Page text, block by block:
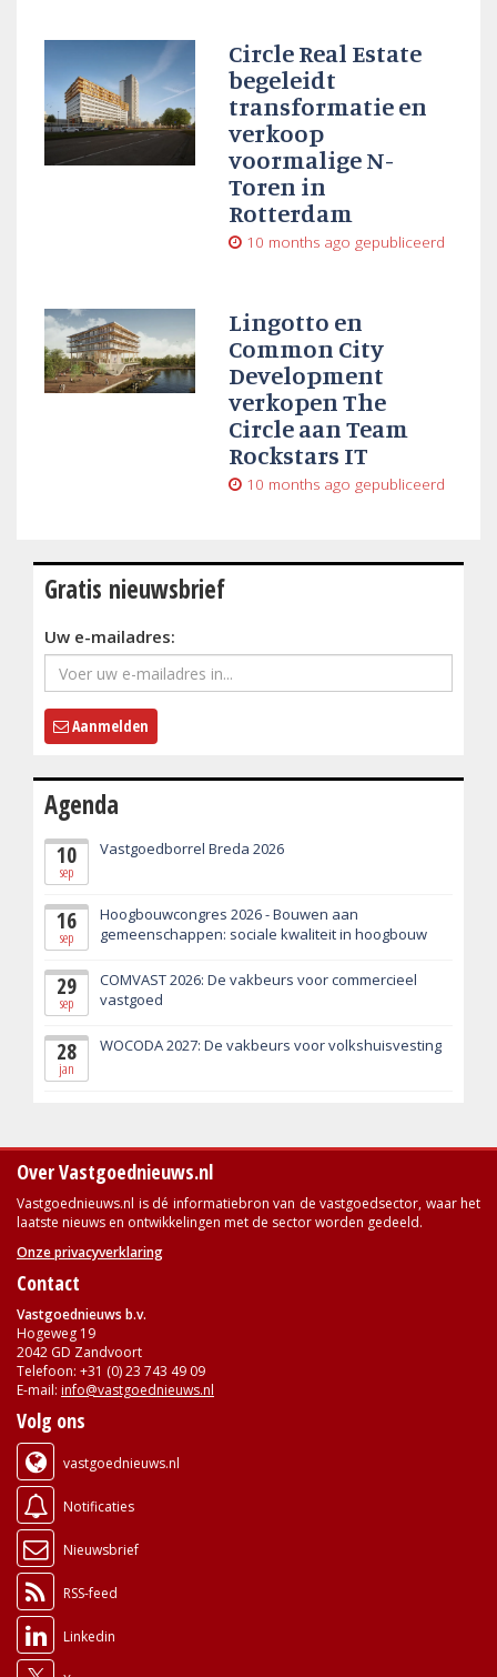
Circle Real Estate
begeleidt
transformatie en
verkoop
voormalige N-
Toren in
Rotterdam
10 months ago gepubliceerd
Lingotto en
Common City
Development
verkopen The
Circle aan Team
Rockstars IT
10 months ago gepubliceerd
Gratis nieuwsbrief
Uw e-mailadres:
Aanmelden
Agenda
10
sep
Vastgoedborrel Breda 2026
16
sep
Hoogbouwcongres 2026 - Bouwen aan
gemeenschappen: sociale kwaliteit in hoogbouw
29
sep
COMVAST 2026: De vakbeurs voor commercieel
vastgoed
28
jan
WOCODA 2027: De vakbeurs voor volkshuisvesting
Over Vastgoednieuws.nl
Vastgoednieuws.nl is dé informatiebron van de vastgoedsector, waar het
laatste nieuws en ontwikkelingen met de sector worden gedeeld.
Onze privacyverklaring
Contact
Vastgoednieuws b.v.
Hogeweg 19
2042 GD Zandvoort
Telefoon: +31 (0) 23 743 49 09
E-mail: info@vastgoednieuws.nl
Volg ons
vastgoednieuws.nl
Notificaties
Nieuwsbrief
RSS-feed
Linkedin